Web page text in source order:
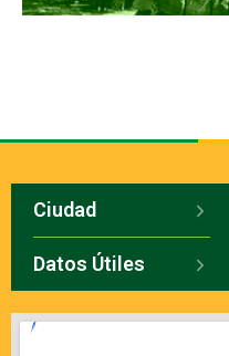
Ciudad
Datos Útiles